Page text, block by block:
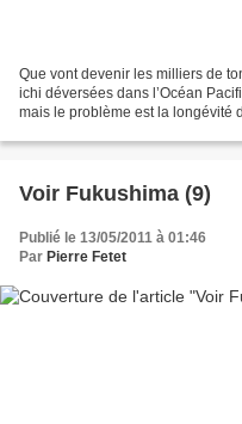
Que vont devenir les milliers de
ichi déversées dans l’Océan
mais le problème est la longévité
Voir Fukushima (9)
Publié le 13/05/2011 à 01:46
Par Pierre Fetet